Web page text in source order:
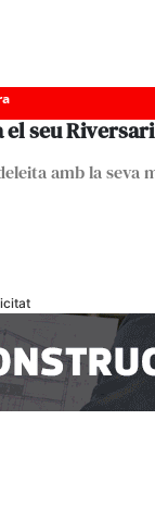
seu
amb la seva